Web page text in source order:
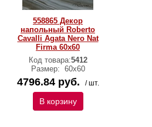
558865 Декор
напольный Roberto
Cavalli Agata Nero Nat
Firma 60x60
Код товара:5412
Размер: 60х60
4796.84 руб. / шт.
В корзину